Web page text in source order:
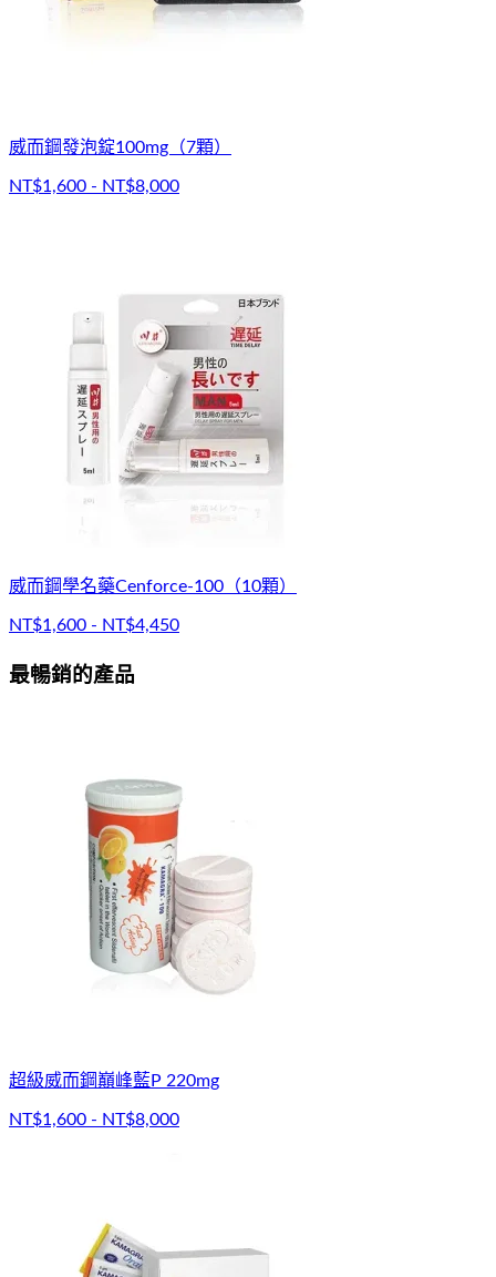
威而鋼發泡錠100mg（7顆）
NT$1,600 - NT$8,000
威而鋼學名藥Cenforce-100（10顆）
NT$1,600 - NT$4,450
最暢銷的產品
超級威而鋼巔峰藍P 220mg
NT$1,600 - NT$8,000